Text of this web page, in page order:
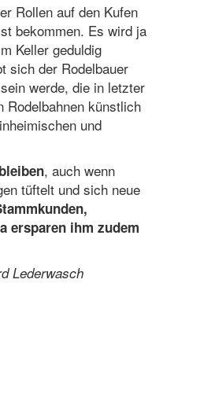
Rollen auf den Kufen
bekommen. Es wird ja
Keller geduldig
sich der Rodelbauer
werde, die in letzter
Rodelbahnen künstlich
und
, auch wenn
tüftelt und sich neue
ersparen ihm zudem
Lederwasch